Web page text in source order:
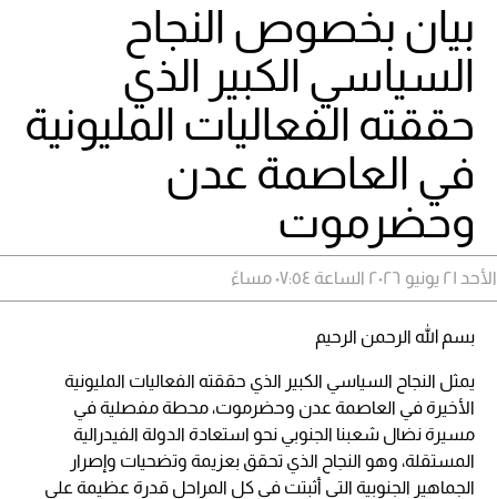
بيان بخصوص النجاح
السياسي الكبير الذي
حققته الفعاليات المليونية
في العاصمة عدن
وحضرموت
الأحد ٢١ يونيو ٢٠٢٦ الساعة ٠٧:٥٤ مساءً
بسم الله الرحمن الرحيم
يمثل النجاح السياسي الكبير الذي حققته الفعاليات المليونية
الأخيرة في العاصمة عدن وحضرموت، محطة مفصلية في
مسيرة نضال شعبنا الجنوبي نحو استعادة الدولة الفيدرالية
المستقلة، وهو النجاح الذي تحقق بعزيمة وتضحيات وإصرار
الجماهير الجنوبية التي أثبتت في كل المراحل قدرة عظيمة على